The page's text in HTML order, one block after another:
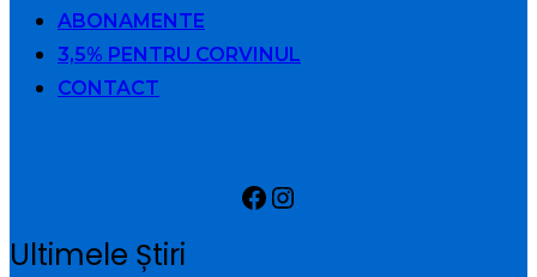
ABONAMENTE
3,5% PENTRU CORVINUL
CONTACT
Facebook
Instagram
Ultimele Știri